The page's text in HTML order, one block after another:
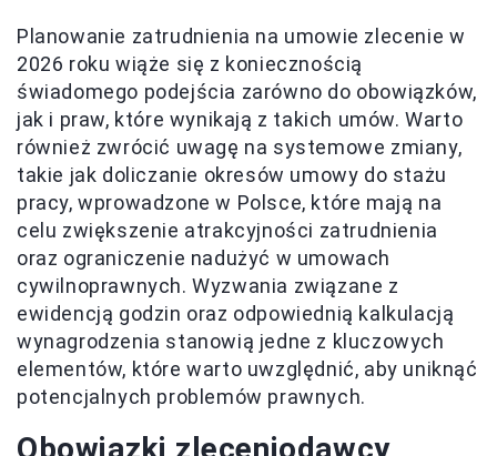
Planowanie zatrudnienia na umowie zlecenie w
2026 roku wiąże się z koniecznością
świadomego podejścia zarówno do obowiązków,
jak i praw, które wynikają z takich umów. Warto
również zwrócić uwagę na systemowe zmiany,
takie jak doliczanie okresów umowy do stażu
pracy, wprowadzone w Polsce, które mają na
celu zwiększenie atrakcyjności zatrudnienia
oraz ograniczenie nadużyć w umowach
cywilnoprawnych. Wyzwania związane z
ewidencją godzin oraz odpowiednią kalkulacją
wynagrodzenia stanowią jedne z kluczowych
elementów, które warto uwzględnić, aby uniknąć
potencjalnych problemów prawnych.